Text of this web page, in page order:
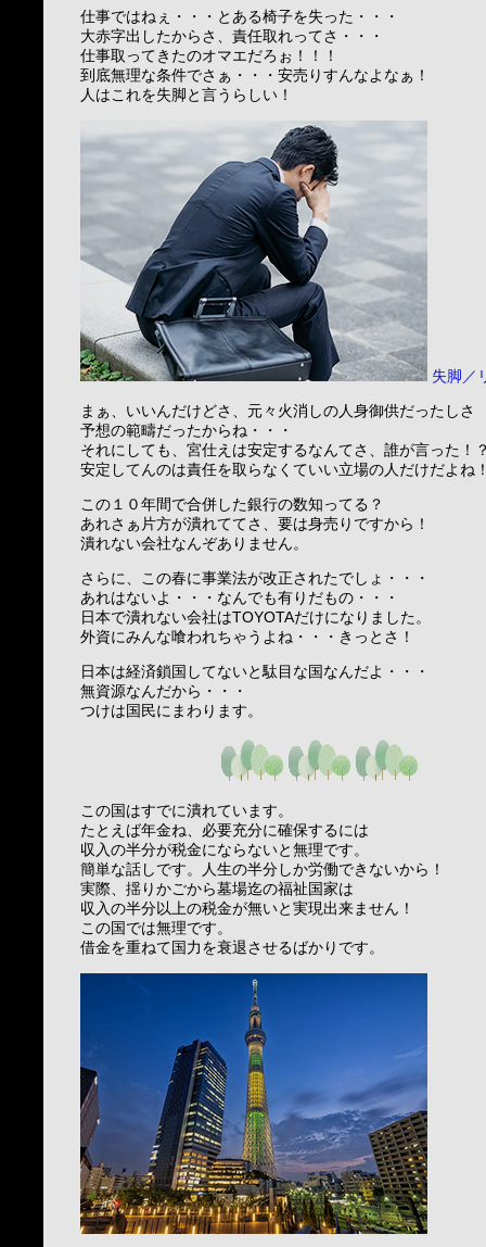
仕事ではねぇ・・・とある椅子を失った・・・
大赤字出したからさ、責任取れってさ・・・
仕事取ってきたのオマエだろぉ！！！
到底無理な条件でさぁ・・・安売りすんなよなぁ！
人はこれを失脚と言うらしい！
失脚／
まぁ、いいんだけどさ、元々火消しの人身御供だったしさ
予想の範疇だったからね・・・
それにしても、宮仕えは安定するなんてさ、誰が言った！
安定してんのは責任を取らなくていい立場の人だけだよね
この１０年間で合併した銀行の数知ってる？
あれさぁ片方が潰れててさ、要は身売りですから！
潰れない会社なんぞありません。
さらに、この春に事業法が改正されたでしょ・・・
あれはないよ・・・なんでも有りだもの・・・
日本で潰れない会社はTOYOTAだけになりました。
外資にみんな喰われちゃうよね・・・きっとさ！
日本は経済鎖国してないと駄目な国なんだよ・・・
無資源なんだから・・・
つけは国民にまわります。
この国はすでに潰れています。
たとえば年金ね、必要充分に確保するには
収入の半分が税金にならないと無理です。
簡単な話しです。人生の半分しか労働できないから！
実際、揺りかごから墓場迄の福祉国家は
収入の半分以上の税金が無いと実現出来ません！
この国では無理です。
借金を重ねて国力を衰退させるばかりです。